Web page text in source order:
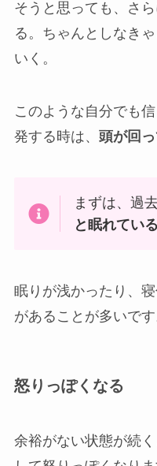
そうと思っても、さ
る。ちゃんとしなき
いく。
このような自分でも
発する時は、 頭が回
まずは、過
と眠れてい
眠りが浅かったり、
があることが多いです
怒りっぽくなる
余裕がない状態が続